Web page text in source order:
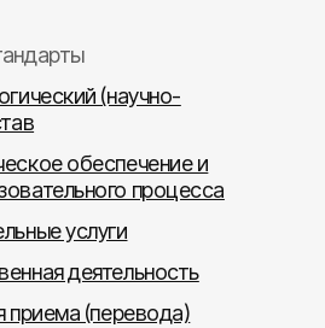
(научно-
обеспечение и
процесса
услуги
деятельность
приема (перевода)